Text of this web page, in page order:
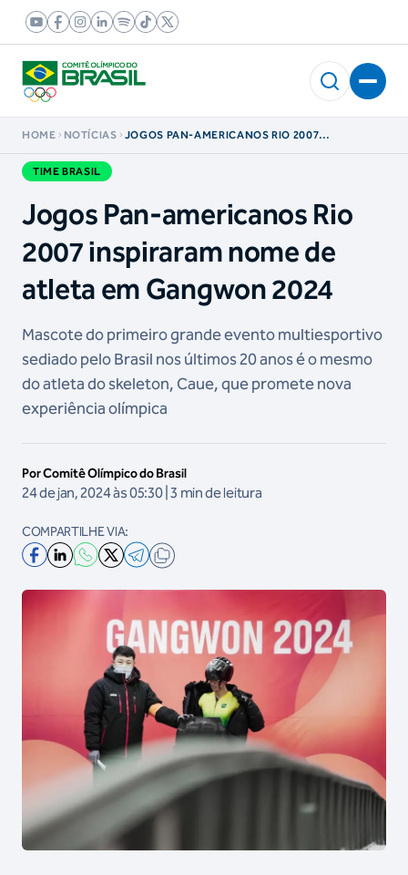
HOME NOTÍCIAS
JOGOS PAN-AMERICANOS RIO 2007
TIME BRASIL
Jogos Pan-americanos Rio
2007 inspiraram nome de
atleta em Gangwon 2024
Mascote do primeiro grande evento multiesportivo
sediado pelo Brasil nos últimos 20 anos é o mesmo
do atleta do skeleton, Caue, que promete nova
experiência olímpica
Por Comitê Olímpico do Brasil
24 de jan, 2024 às 05:30 | 3 min de leitura
COMPARTILHE VIA: